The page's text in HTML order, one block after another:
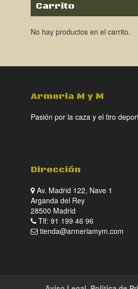
Carrito
No hay productos en el carrito.
Armeria M y M
Pasión por la caza y el tiro
Dirección
Av. Madrid 122, Nave 1
Arganda del Rey
28500 Madrid
Tlf: 91 199 46 96
tienda@armeriamym.com